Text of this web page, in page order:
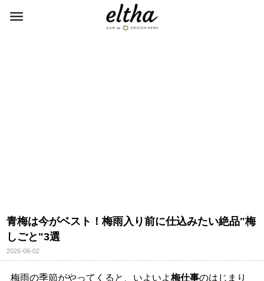
青梅は今がベスト！梅雨入り前に仕込みたい絶品"梅
しごと"3選
2026-06-02
梅雨の季節がやってくると、いよいよ梅仕事のはじまり